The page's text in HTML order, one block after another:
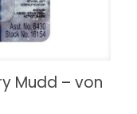
Mudd – von